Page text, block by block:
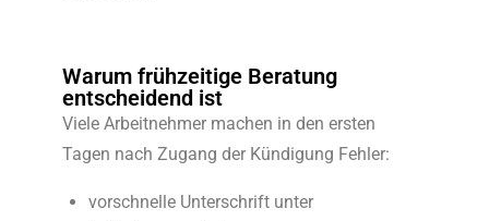
Warum frühzeitige Beratung
entscheidend ist
Viele Arbeitnehmer machen in den ersten
Tagen nach Zugang der Kündigung Fehler:
vorschnelle Unterschrift unter